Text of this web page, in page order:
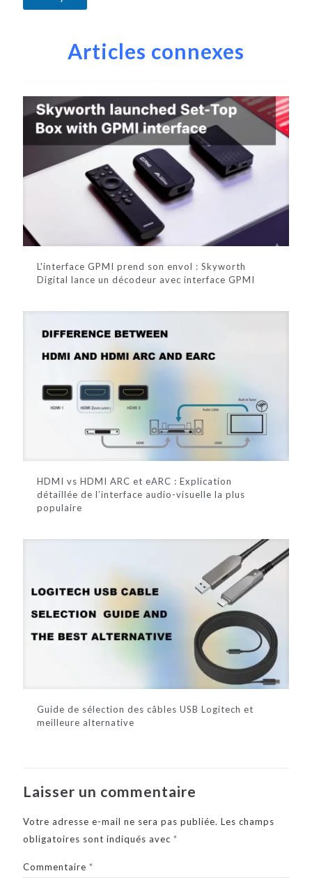
v
Articles connexes
L'interface GPMI prend son envol : Skyworth
Digital lance un décodeur avec interface GPMI
HDMI vs HDMI ARC et eARC : Explication
détaillée de l’interface audio-visuelle la plus
populaire
Guide de sélection des câbles USB Logitech et
meilleure alternative
Laisser un commentaire
Votre adresse e-mail ne sera pas publiée. Les champs
obligatoires sont indiqués avec *
Commentaire *